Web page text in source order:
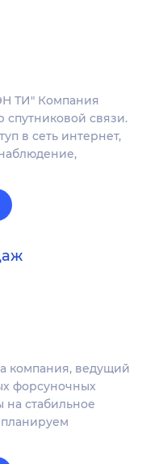
ТИ" Компания
спутниковой связи.
в сеть интернет,
компания, ведущий
форсуночных
стабильное